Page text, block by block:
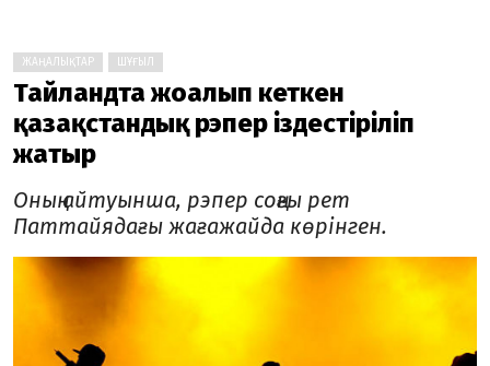
ЖАҢАЛЫҚТАР ШҰҒЫЛ
Тайландта жоғалып кеткен
қазақстандық рэпер іздестіріліп
жатыр
Оның айтуынша, рэпер соңғы рет
Паттайядағы жағажайда көрінген.